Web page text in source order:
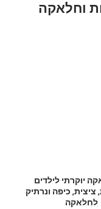
וחלאקה
יוקרתי לילדים
ציצית, כיפה ונרתיק
לחלאקה